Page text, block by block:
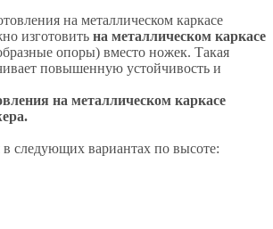
на металлическом каркасе
изготовить на металлическом каркасе
опоры) вместо ножек. Такая
повышенную устойчивость и
на металлическом каркасе
следующих вариантах по высоте: